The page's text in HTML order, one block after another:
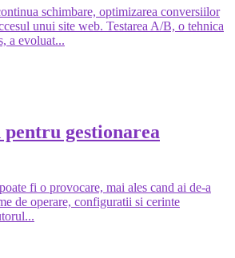
schimbare, optimizarea conversiilor
unui site web. Testarea A/B, o tehnica
a evoluat...
gestionarea
fi o provocare, mai ales cand ai de-a
de operare, configuratii si cerinte